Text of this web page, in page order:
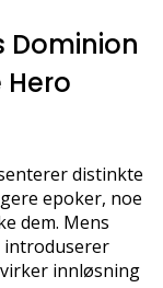
distinkte
epoker, noe
dem. Mens
introduserer
innløsning